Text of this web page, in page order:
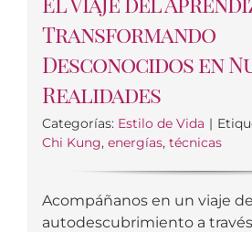
Transformando
Desconocidos en
Realidades
Categorías: Estilo de Vida |
Chi Kung, energías, técnicas
Acompáñanos en un viaje de
autodescubrimiento a